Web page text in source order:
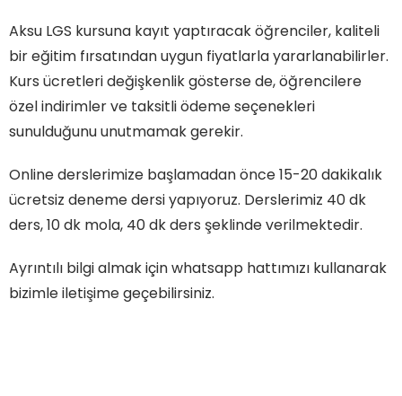
Aksu LGS kursuna kayıt yaptıracak öğrenciler, kaliteli
bir eğitim fırsatından uygun fiyatlarla yararlanabilirler.
Kurs ücretleri değişkenlik gösterse de, öğrencilere
özel indirimler ve taksitli ödeme seçenekleri
sunulduğunu unutmamak gerekir.
Online derslerimize başlamadan önce 15-20 dakikalık
ücretsiz deneme dersi yapıyoruz. Derslerimiz 40 dk
ders, 10 dk mola, 40 dk ders şeklinde verilmektedir.
Ayrıntılı bilgi almak için whatsapp hattımızı kullanarak
bizimle iletişime geçebilirsiniz.